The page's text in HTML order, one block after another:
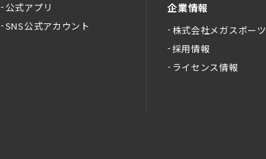
公式アプリ
SNS公式アカウント
企業情報
株式会社メガスポーツ
採用情報
ライセンス情報